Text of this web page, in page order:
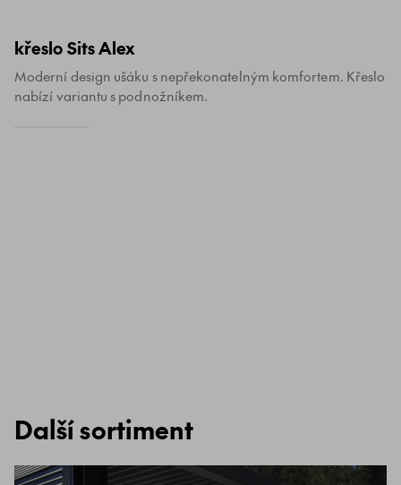
křeslo Sits Alex
Moderní design ušáku s nepřekonatelným komfortem. Křeslo
nabízí variantu s podnožníkem.
Další sortiment